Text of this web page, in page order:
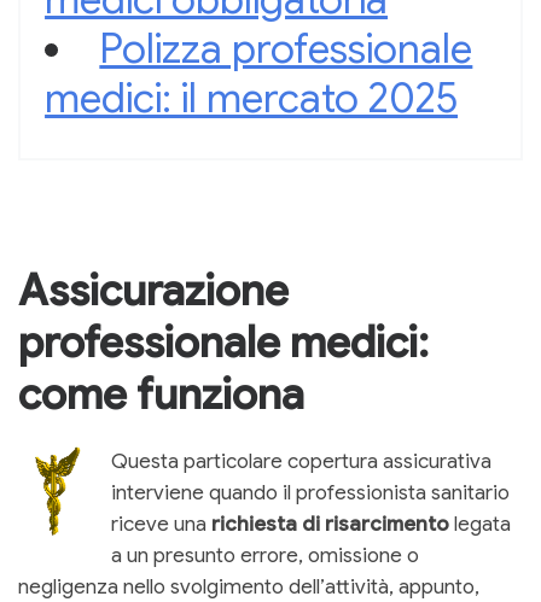
Polizza professionale
medici: il mercato 2025
Assicurazione
professionale medici:
come funziona
Questa particolare copertura assicurativa
interviene quando il professionista sanitario
riceve una richiesta di risarcimentolegata
a un presunto errore, omissione o
negligenza nello svolgimento dell’attività, appunto,